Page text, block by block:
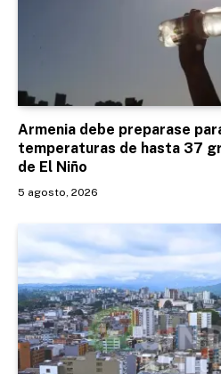
Armenia debe preparase
temperaturas de hasta 37
de El Niño
5 agosto, 2026